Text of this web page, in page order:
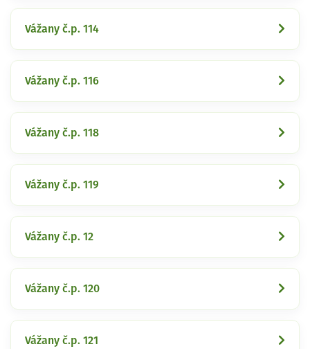
Vážany č.p. 114
Vážany č.p. 116
Vážany č.p. 118
Vážany č.p. 119
Vážany č.p. 12
Vážany č.p. 120
Vážany č.p. 121